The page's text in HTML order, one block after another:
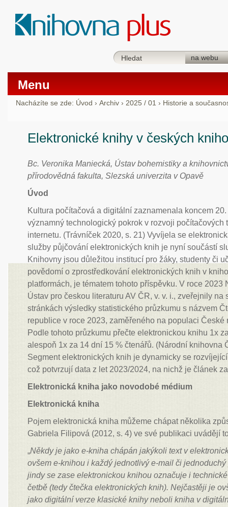
Menu
Nacházíte se zde: Úvod › Archiv › 2025 / 01 › Historie a
Elektronické knihy v českých
Bc. Veronika Maniecká, Ústav bohemistiky a
přírodovědná fakulta, Slezská univerzita v Opavě
Úvod
Kultura počítačová a digitální zaznamenala koncem
významný technologický pokrok v rozvoji počítačových
internetu. (Trávníček 2020, s. 21) Vyvíjela se
služby půjčování elektronických knih je nyní součástí
Knihovny jsou důležitou institucí pro žáky, studenty či
povědomí o zprostředkování elektronických knih v
platformách, je tématem tohoto příspěvku. V roce 2023
Ústav pro českou literaturu AV ČR, v. v. i., zveřejnily na
stránkách výsledky statistického průzkumu s názvem
republice v roce 2023, zaměřeného na populaci České
Podle tohoto průzkumu přečte elektronickou knihu 1x
alespoň 1x za 14 dní 15 % čtenářů. (Národní knihovna
Segment elektronických knih je dynamicky se
což potvrzují data z let 2023/2024, na nichž je článek
Elektronická kniha jako novodobé médium
Elektronická kniha
Pojem elektronická kniha můžeme chápat několika
Gabriela Filipová (2012, s. 4) ve své publikaci uvádějí
„Někdy je jako e-kniha chápán jakýkoli text v
ovšem e-knihou i každý jednotlivý e-mail či
jindy se zase elektronickou knihou označuje i
četbě (tedy čtečka elektronických knih). Nejčastěji je
jako digitální verze klasické knihy neboli kniha v